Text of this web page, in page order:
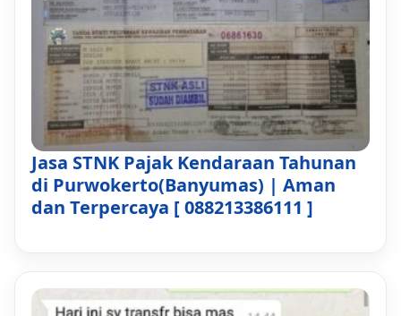
Jasa STNK Pajak Kendaraan Tahunan
di Purwokerto(Banyumas) | Aman
dan Terpercaya [ 088213386111 ]